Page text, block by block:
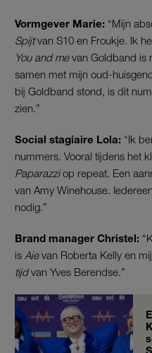
Vormgever Marie: “Mijn
Spijtvan S10 en Froukje. Ik
You and mevan Goldband is
samen met mijn oud-
bij Goldband stond, is dit
zien.”
Social stagiaire Lola: “Ik
nummers. Vooral tijdens het
Paparazziop repeat. Een
van Amy Winehouse.
nodig.”
Brand manager Christel:
is Aievan Roberta Kelly en
tijdvan Yves Berendse.”